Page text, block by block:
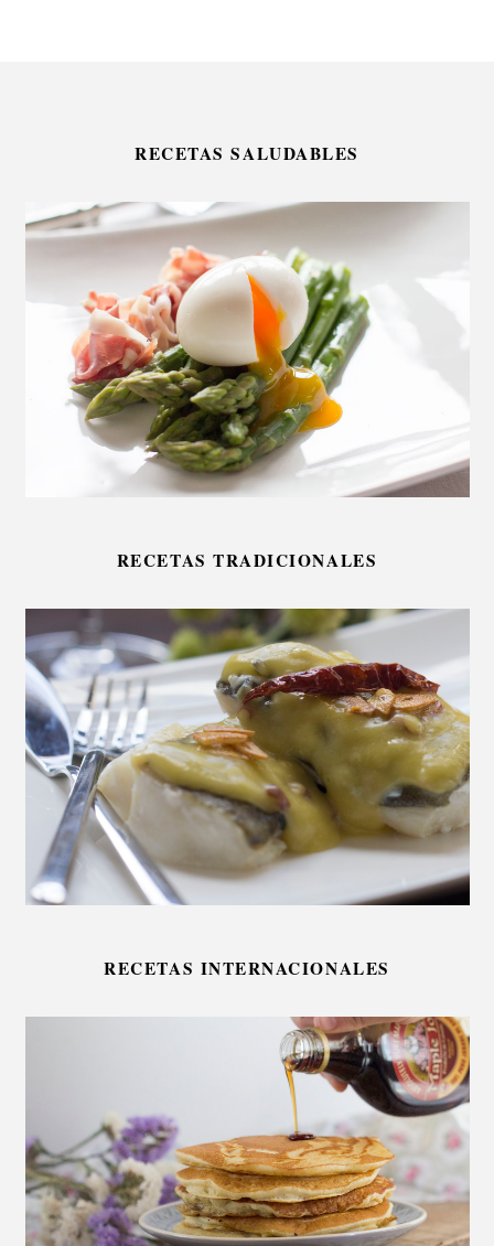
RECETAS SALUDABLES
RECETAS TRADICIONALES
RECETAS INTERNACIONALES